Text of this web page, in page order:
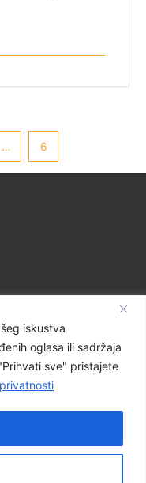
iskustva
oglasa ili sadržaja
sve" pristajete
… 6
360°